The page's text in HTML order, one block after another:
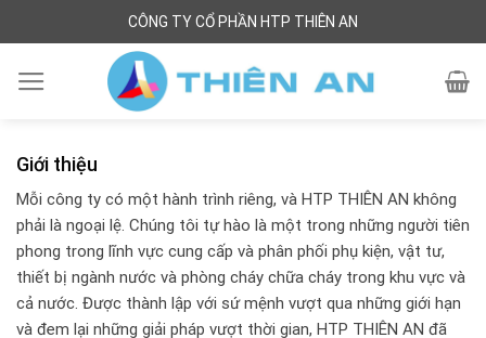
to
content
CÔNG TY CỔ PHẦN HTP THIÊN AN
Giới
Thiệu
HTP
Thiên
An
–
Giới thiệu
Mỗi công ty có một hành trình riêng, và HTP THIÊN AN không
phải là ngoại lệ. Chúng tôi tự hào là một trong những người tiên
phong trong lĩnh vực cung cấp và phân phối phụ kiện, vật tư,
thiết bị ngành nước và phòng cháy chữa cháy trong khu vực và
cả nước. Được thành lập với sứ mệnh vượt qua những giới hạn
và đem lại những giải pháp vượt thời gian, HTP THIÊN AN đã